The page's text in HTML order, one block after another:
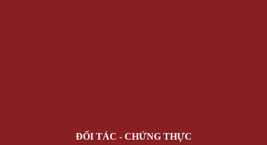
ĐỐI TÁC - CHỨNG THỰC